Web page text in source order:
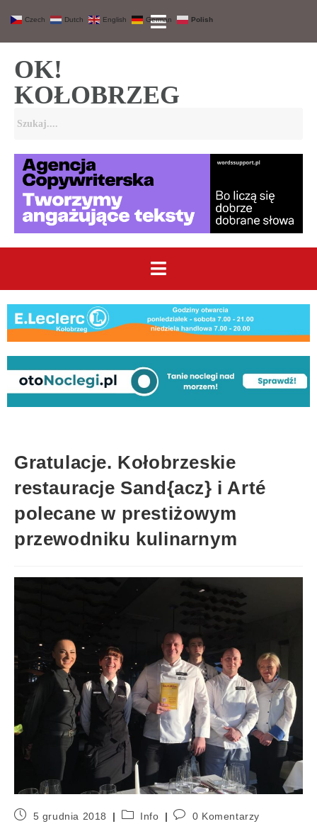
OK!
KOŁOBRZEG
Gratulacje. Kołobrzeskie
restauracje Sand{acz} i Arté
polecane w prestiżowym
przewodniku kulinarnym
5 grudnia 2018 Info 0 Komentarzy
Czech Dutch English German Polish